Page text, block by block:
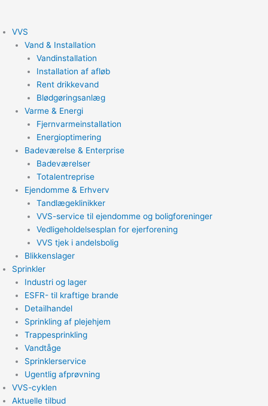
indholdet
VVS
Vand & Installation
Vandinstallation
Installation af afløb
Rent drikkevand
Blødgøringsanlæg
Varme & Energi
Fjernvarmeinstallation
Energioptimering
Badeværelse & Enterprise
Badeværelser
Totalentreprise
Ejendomme & Erhverv
Tandlægeklinikker
VVS-service til ejendomme og boligforeninger
Vedligeholdelsesplan for ejerforening
VVS tjek i andelsbolig
Blikkenslager
Sprinkler
Industri og lager
ESFR- til kraftige brande
Detailhandel
Sprinkling af plejehjem
Trappesprinkling
Vandtåge
Sprinklerservice
Ugentlig afprøvning
VVS-cyklen
Aktuelle tilbud